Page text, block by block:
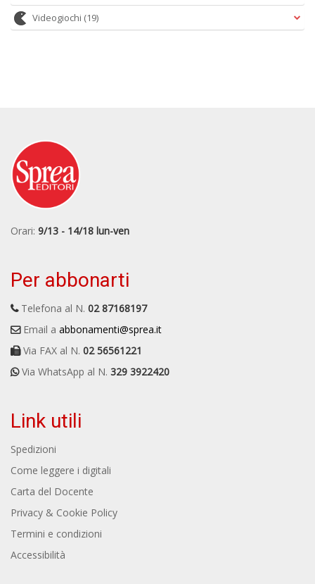
Videogiochi (19)
Orari: 9/13 - 14/18 lun-ven
Per abbonarti
Telefona al N. 02 87168197
Email a abbonamenti@sprea.it
Via FAX al N. 02 56561221
Via WhatsApp al N. 329 3922420
Link utili
Spedizioni
Come leggere i digitali
Carta del Docente
Privacy & Cookie Policy
Termini e condizioni
Accessibilità